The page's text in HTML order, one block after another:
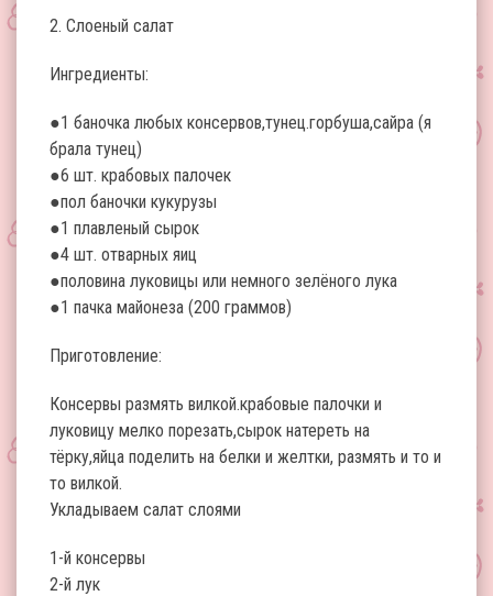
2. Слоеный салат
Ингредиенты:
●1 баночка любых консервов,тунец.горбуша,сайра (я
брала тунец)
●6 шт. крабовых палочек
●пол баночки кукурузы
●1 плавленый сырок
●4 шт. отварных яиц
●половина луковицы или немного зелёного лука
●1 пачка майонеза (200 граммов)
Приготовление:
Консервы размять вилкой.крабовые палочки и
луковицу мелко порезать,сырок натереть на
тёрку,яйца поделить на белки и желтки, размять и то и
то вилкой.
Укладываем салат слоями
1-й консервы
2-й лук